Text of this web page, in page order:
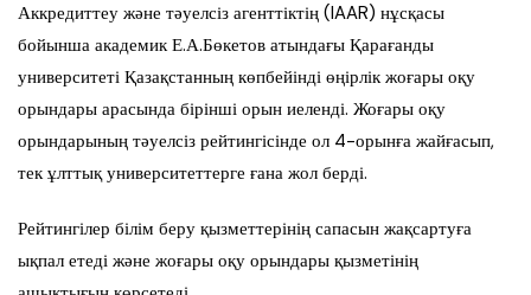
Аккредиттеу және тәуелсіз агенттіктің (IAAR) нұсқасы
бойынша академик Е.А.Бөкетов атындағы Қарағанды
университеті Қазақстанның көпбейінді өңірлік жоғары оқу
орындары арасында бірінші орын иеленді. Жоғары оқу
орындарының тәуелсіз рейтингісінде ол 4-орынға жайғасып,
тек ұлттық университеттерге ғана жол берді.
Рейтингілер білім беру қызметтерінің сапасын жақсартуға
ықпал етеді және жоғары оқу орындары қызметінің